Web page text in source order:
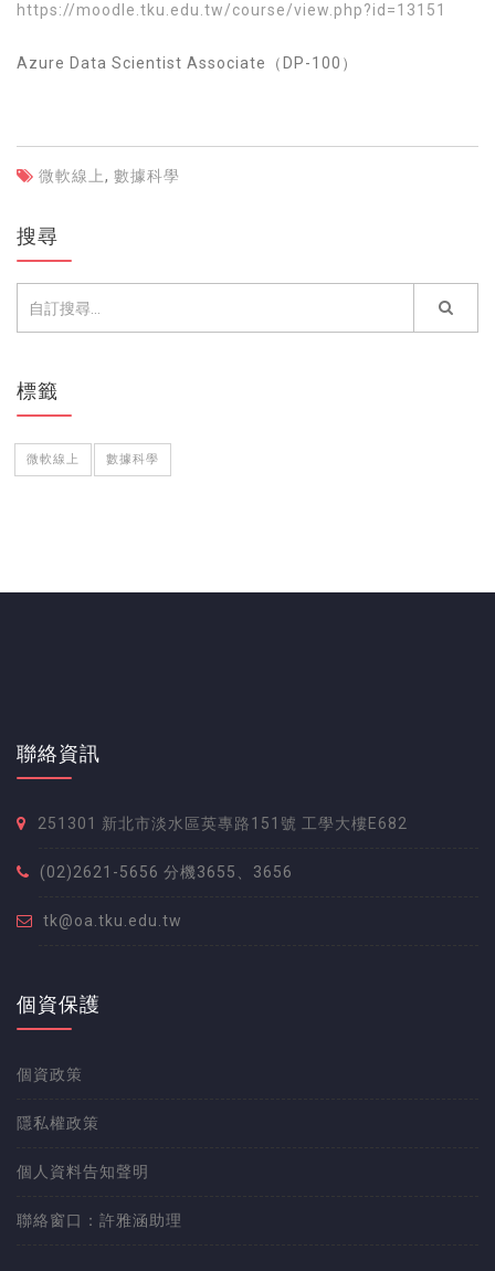
https://moodle.tku.edu.tw/course/view.php?id=13151
Azure Data Scientist Associate（DP-100）
微軟線上, 數據科學
搜尋
標籤
微軟線上 數據科學
聯絡資訊
251301 新北市淡水區英專路151號 工學大樓E682
(02)2621-5656 分機3655、3656
tk@oa.tku.edu.tw
個資保護
個資政策
隱私權政策
個人資料告知聲明
聯絡窗口：許雅涵助理